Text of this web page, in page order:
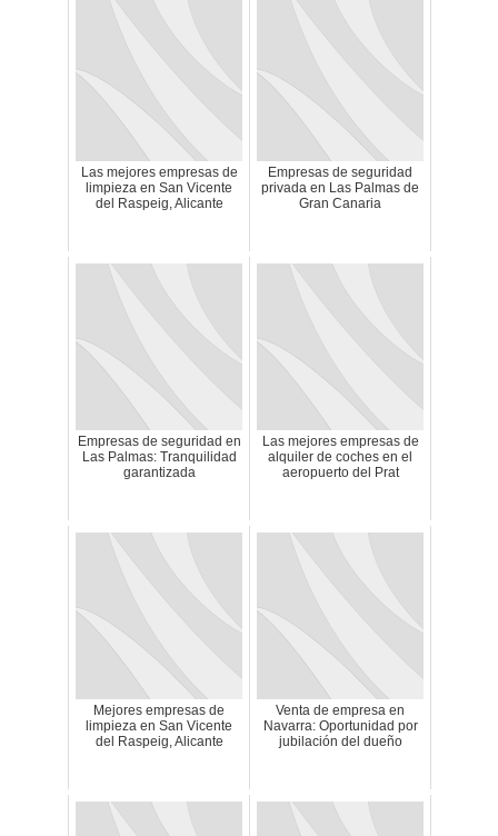
Las mejores empresas de
limpieza en San Vicente
del Raspeig, Alicante
Empresas de seguridad
privada en Las Palmas de
Gran Canaria
Empresas de seguridad en
Las Palmas: Tranquilidad
garantizada
Las mejores empresas de
alquiler de coches en el
aeropuerto del Prat
Mejores empresas de
limpieza en San Vicente
del Raspeig, Alicante
Venta de empresa en
Navarra: Oportunidad por
jubilación del dueño